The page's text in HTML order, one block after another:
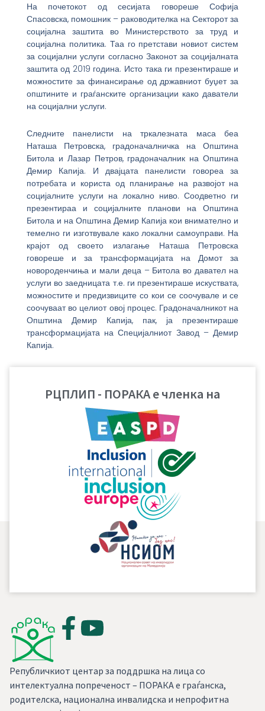
На почетокот од сесијата говореше Софија
Спасовска, помошник – раководителка на Секторот за
социјална заштита во Министерството за труд и
социјална политика. Таа го претстави новиот систем
за социјални услуги согласно Законот за социјалната
заштита од 2019 година. Исто така ги презентираше и
можностите за финансирање од државниот буџет за
општините и граѓанските организации како даватели
на социјални услуги.
Следните панелисти на тркалезната маса беа
Наташа Петровска, градоначалничка на Општина
Битола и Лазар Петров, градоначалник на Општина
Демир Капија. И двајцата панелисти говореа за
потребата и користа од планирање на развојот на
социјалните услуги на локално ниво. Соодветно ги
презентираа и социјалните планови на Општина
Битола и на Општина Демир Капија кои внимателно и
темелно ги изготвувале како локални самоуправи. На
крајот од своето излагање Наташа Петровска
говореше и за трансформацијата на Домот за
новороденчиња и мали деца – Битола во давател на
услуги во заедницата т.е. ги презентираше искуствата,
можностите и предизвиците со кои се соочувале и се
соочуваат во целиот овој процес. Градоначалникот на
Општина Демир Капија, пак, ја презентираше
трансформацијата на Специјалниот Завод – Демир
Капија.
реализираат во нашата држава, а се однесуваат на
поддршка на процесот на деинституционализација.
Дводневната тркалезна маса заврши со кус преглед
на двата работни дена, со надеж дека следната
година во живо ќе се споделуваат искуствата и
постигнувањата во работата на сите чинители кои
делуваат во областа на попреченоста.
РЦПЛИП - ПОРАКА е членка на
Републичкиот центар за поддршка на лица со
интелектуална попреченост – ПОРАКА е граѓанска,
родителска, национална инвалидска и непрофитна